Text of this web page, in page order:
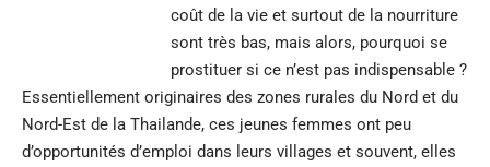
coût de la vie et surtout de la nourriture
sont très bas, mais alors, pourquoi se
prostituer si ce n’est pas indispensable ?
Essentiellement originaires des zones rurales du Nord et du
Nord-Est de la Thailande, ces jeunes femmes ont peu
d’opportunités d’emploi dans leurs villages et souvent, elles